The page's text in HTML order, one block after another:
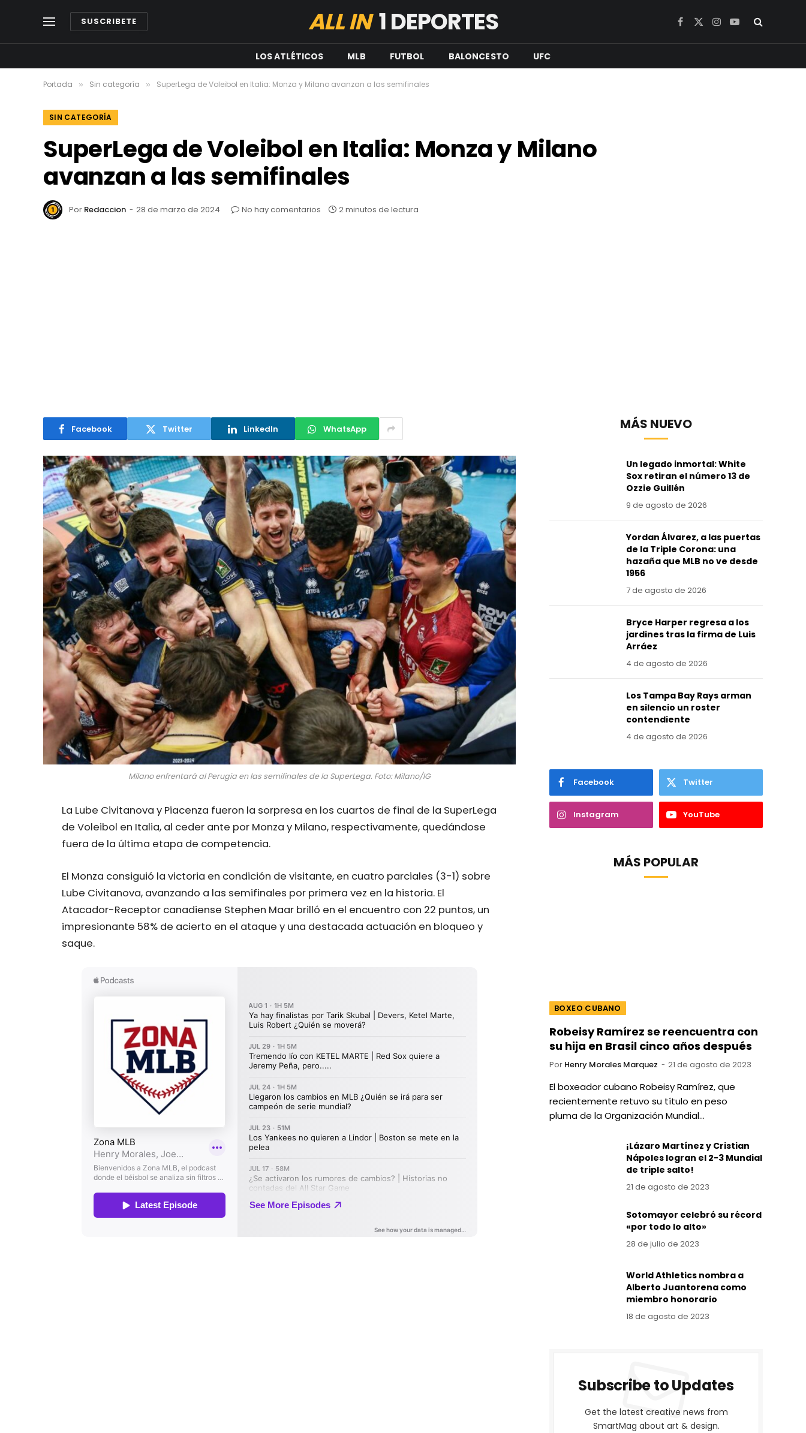
SUSCRIBETE ALL IN1 DEPORTES Facebook
X
Instagram
YouTube
LOS ATLÉTICOS MLB FUTBOL BALONCESTO UFC
Portada » Sin categoría » SuperLega de Voleibol en Italia: Monza y Milano avanzan a las semifinales
SIN CATEGORÍA
SuperLega de Voleibol en Italia: Monza y Milano
avanzan a las semifinales
Por Redaccion 28 de marzo de 2024 No hay comentarios 2 minutos de lectura
Facebook Twitter LinkedIn WhatsApp
Milano enfrentará al Perugia en las semifinales de la SuperLega. Foto: Milano/IG
La Lube Civitanova y Piacenza fueron la sorpresa en los cuartos de final de la SuperLega
de Voleibol en Italia, al ceder ante por Monza y Milano, respectivamente, quedándose
fuera de la última etapa de competencia.
El Monza consiguió la victoria en condición de visitante, en cuatro parciales (3-1) sobre
Lube Civitanova, avanzando a las semifinales por primera vez en la historia. El
Atacador-Receptor canadiense Stephen Maar brilló en el encuentro con 22 puntos, un
impresionante 58% de acierto en el ataque y una destacada actuación en bloqueo y
saque.
MÁS NUEVO
Un legado inmortal: White
Sox retiran el número 13 de
Ozzie Guillén
9 de agosto de 2026
Yordan Álvarez, a las puertas
de la Triple Corona: una
hazaña que MLB no ve desde
1956
7 de agosto de 2026
Bryce Harper regresa a los
jardines tras la firma de Luis
Arráez
4 de agosto de 2026
Los Tampa Bay Rays arman
en silencio un roster
contendiente
4 de agosto de 2026
Facebook Twitter
Instagram YouTube
MÁS POPULAR
BOXEO CUBANO
Robeisy Ramírez se reencuentra con
su hija en Brasil cinco años después
Por Henry Morales Marquez 21 de agosto de 2023
El boxeador cubano Robeisy Ramírez, que
recientemente retuvo su título en peso
pluma de la Organización Mundial…
¡Lázaro Martínez y Cristian
Nápoles logran el 2-3 Mundial
de triple salto!
21 de agosto de 2023
Sotomayor celebró su récord
«por todo lo alto»
28 de julio de 2023
World Athletics nombra a
Alberto Juantorena como
miembro honorario
18 de agosto de 2023
Subscribe to Updates
Get the latest creative news from
SmartMag about art & design.